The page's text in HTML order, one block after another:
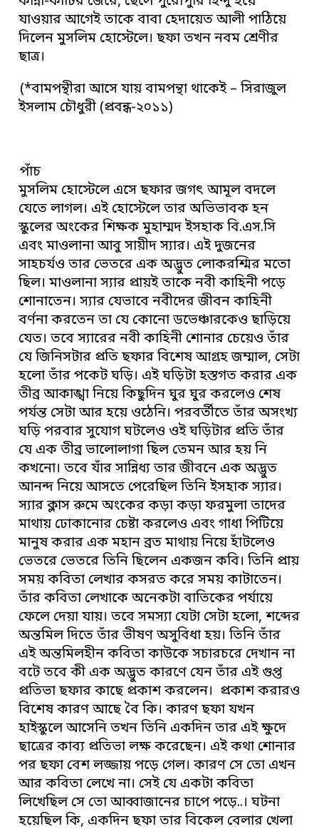
যাওয়ার আগেই তাকে বাবা হেদায়েত আলী পাঠিয়ে
দিলেন মুসলিম হোস্টেলে। ছফা তখন নবম শ্রেণীর
ছাত্র।
(*বামপন্থীরা আসে যায় বামপন্থা থাকেই – সিরাজুল
ইসলাম চৌধুরী (প্রবন্ধ-২০১১)
পাঁচ
মুসলিম হোস্টেলে এসে ছফার জগৎ আমূল বদলে
যেতে লাগল। এই হোস্টেলে তার অভিভাবক হন
স্কুলের অংকের শিক্ষক মুহাম্মদ ইসহাক বি.এস.সি
এবং মাওলানা আবু সায়ীদ স্যার। এই দুজনের
সাহচর্যও তার ভেতরে এক অদ্ভুত লোকরশ্মির মতো
ছিল। মাওলানা স্যার প্রায়ই তাকে নবী কাহিনী পড়ে
শোনাতেন। স্যার যেভাবে নবীদের জীবন কাহিনী
বর্ণনা করতেন তা যে কোনো ডভেঞ্চারকেও ছাড়িয়ে
যেত। তবে স্যারের নবী কাহিনী শোনার চেয়েও তাঁর
যে জিনিসটার প্রতি ছফার বিশেষ আগ্রহ জম্মাল, সেটা
হলো তাঁর পকেট ঘড়ি। এই ঘড়িটা হস্তগত করার এক
তীব্র আকাঙ্খা নিয়ে কিছুদিন ঘুর ঘুর করলেও শেষ
পর্যন্ত সেটা আর হয়ে ওঠেনি। পরবর্তীতে তাঁর অসংখ্য
ঘড়ি পরবার সুযোগ ঘটলেও ওই ঘড়িটার প্রতি তাঁর
যে এক তীব্র ভালোলাগা ছিল তেমন আর হয় নি
কখনো। তবে যাঁর সান্নিধ্য তার জীবনে এক অদ্ভুত
আনন্দ নিয়ে আসতে পেরেছিল তিনি ইসহাক স্যার।
স্যার ক্লাস রুমে অংকের কড়া কড়া ফরমুলা তাদের
মাথায় ঢোকানোর চেষ্টা করলেও এবং গাধা পিটিয়ে
মানুষ করার এক মহান ব্রত মাথায় নিয়ে হাঁটলেও
ভেতরে ভেতরে তিনি ছিলেন একজন কবি। তিনি প্রায়
সময় কবিতা লেখার কসরত করে সময় কাটাতেন।
তাঁর কবিতা লেখাকে অনেকটা বাতিকের পর্যায়ে
ফেলে দেয়া যায়। তবে সমস্যা যেটা সেটা হলো, শব্দের
অন্তমিল দিতে তাঁর ভীষণ অসুবিধা হয়। তিনি তাঁর
এই অন্তমিলহীন কবিতা কাউকে সচারচরে দেখান না
বটে তবে কী এক অদ্ভুত কারণে যেন তাঁর এই গুপ্ত
প্রতিভা ছফার কাছে প্রকাশ করলেন। প্রকাশ করারও
বিশেষ কারণ আছে বৈ কি। কারণ ছফা যখন
হাইস্কুলে আসেনি তখন তিনি একদিন তার এই ক্ষুদে
ছাত্রের কাব্য প্রতিভা লক্ষ করেছেন। এই কথা শোনার
পর ছফা বেশ লজ্জায় পড়ে গেল। কারণ সে তো এখন
আর কবিতা লেখে না। সেই যে একটা কবিতা
লিখেছিল সে তো আব্বাজানের চাপে পড়ে..। ঘটনা
হয়েছিল কি, একদিন ছফা তার বিকেল বেলার খেলা